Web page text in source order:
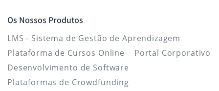
Os Nossos Produtos
LMS - Sistema de Gestão de Aprendizagem
Plataforma de Cursos Online
Portal Corporativo
Desenvolvimento de Software
Plataformas de Crowdfunding